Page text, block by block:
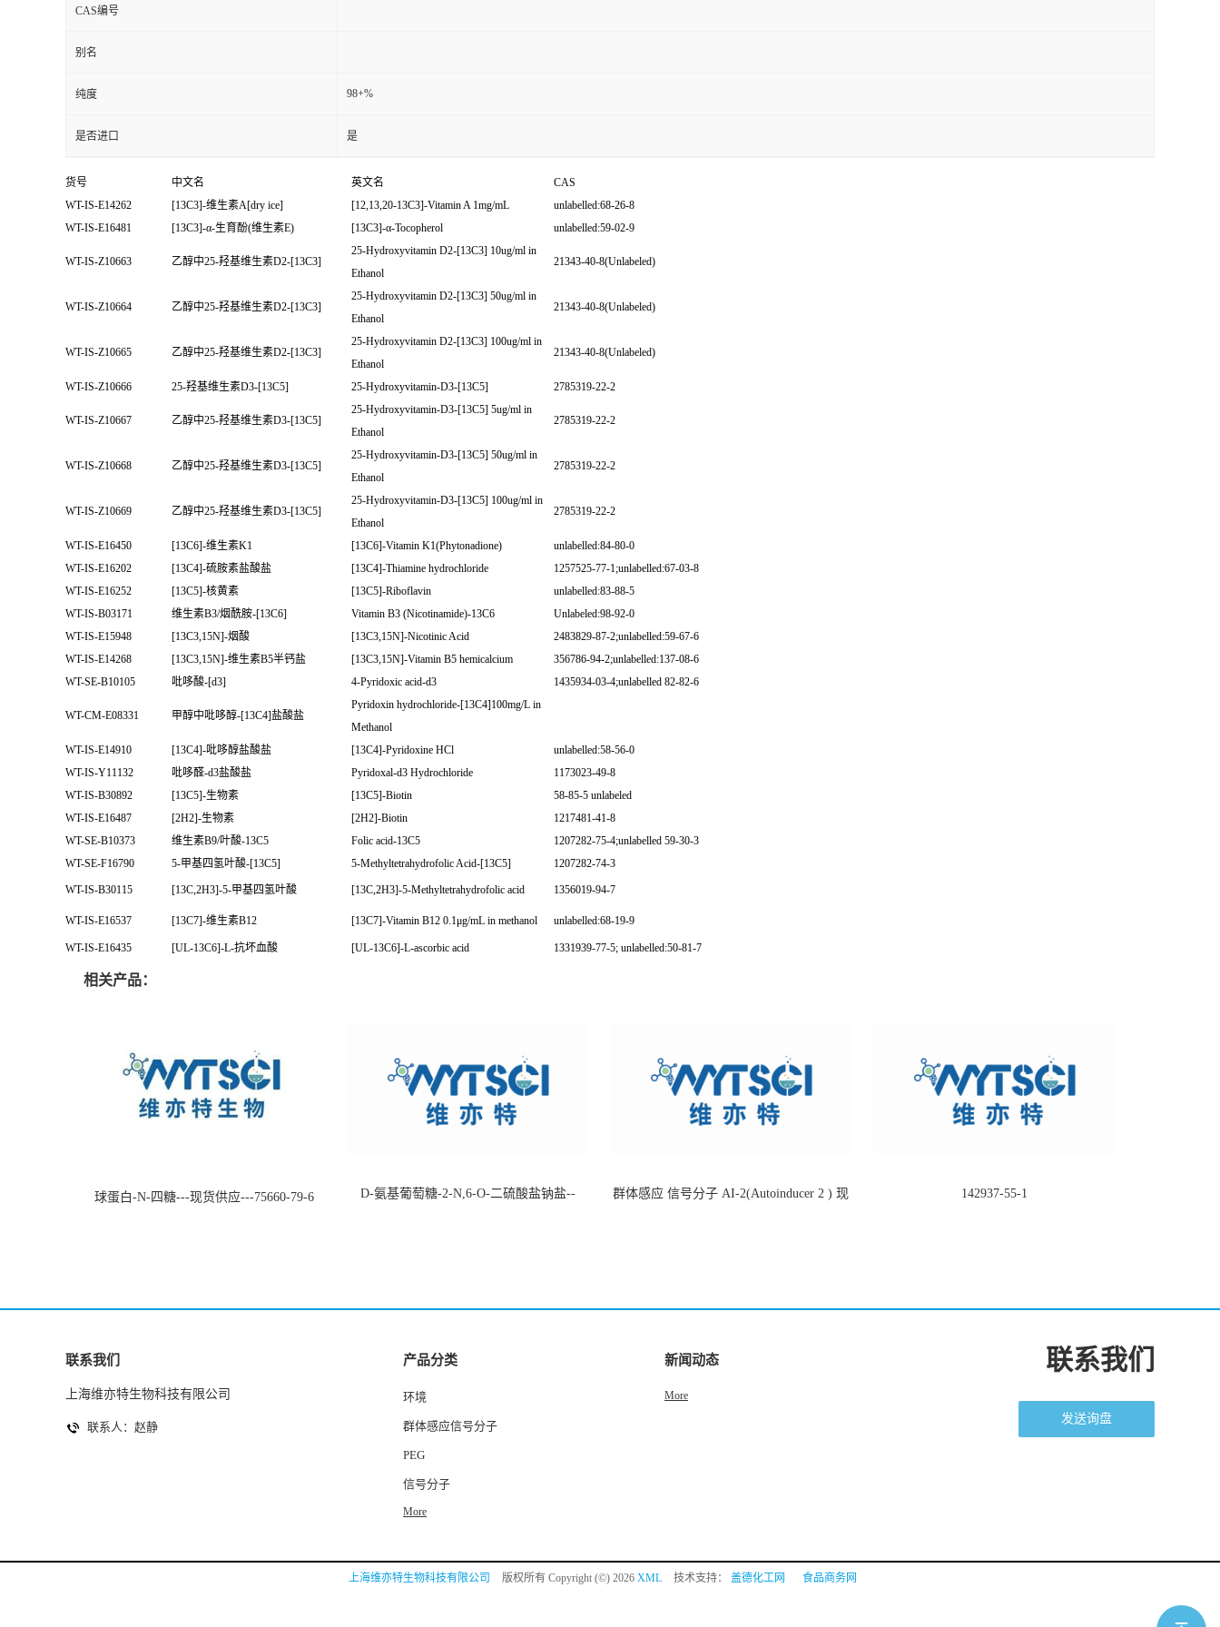
CAS编号
别名
纯度 98+%
是否进口 是
货号 中文名 英文名
CAS
WT-IS-E14262
[13C3]-维生素A[dry ice] [12,13,20-13C3]-Vitamin A 1mg/mL
unlabelled:68-26-8
WT-IS-E16481
[13C3]-α-生育酚(维生素E) [13C3]-α-Tocopherol unlabelled:59-02-9
WT-IS-Z10663 乙醇中25-羟基维生素D2-[13C3]
25-Hydroxyvitamin D2-[13C3] 10ug/ml in
Ethanol
21343-40-8(Unlabeled)
WT-IS-Z10664 乙醇中25-羟基维生素D2-[13C3]
25-Hydroxyvitamin D2-[13C3] 50ug/ml in
Ethanol
21343-40-8(Unlabeled)
WT-IS-Z10665 乙醇中25-羟基维生素D2-[13C3]
25-Hydroxyvitamin D2-[13C3] 100ug/ml in
Ethanol
21343-40-8(Unlabeled)
WT-IS-Z10666 25-羟基维生素D3-[13C5] 25-Hydroxyvitamin-D3-[13C5] 2785319-22-2
WT-IS-Z10667 乙醇中25-羟基维生素D3-[13C5]
25-Hydroxyvitamin-D3-[13C5] 5ug/ml in
Ethanol
2785319-22-2
WT-IS-Z10668 乙醇中25-羟基维生素D3-[13C5]
25-Hydroxyvitamin-D3-[13C5] 50ug/ml in
Ethanol
2785319-22-2
WT-IS-Z10669 乙醇中25-羟基维生素D3-[13C5]
25-Hydroxyvitamin-D3-[13C5] 100ug/ml in
Ethanol
2785319-22-2
WT-IS-E16450 [13C6]-维生素K1 [13C6]-Vitamin K1(Phytonadione)
unlabelled:84-80-0
WT-IS-E16202
[13C4]-硫胺素盐酸盐 [13C4]-Thiamine hydrochloride
1257525-77-1;unlabelled:67-03-8
WT-IS-E16252
[13C5]-核黄素 [13C5]-Riboflavin
unlabelled:83-88-5
WT-IS-B03171
维生素B3/烟酰胺-[13C6] Vitamin B3 (Nicotinamide)-13C6
Unlabeled:98-92-0
WT-IS-E15948
[13C3,15N]-烟酸 [13C3,15N]-Nicotinic Acid
2483829-87-2;unlabelled:59-67-6
WT-IS-E14268
[13C3,15N]-维生素B5半钙盐 [13C3,15N]-Vitamin B5 hemicalcium
356786-94-2;unlabelled:137-08-6
WT-SE-B10105
吡哆酸-[d3] 4-Pyridoxic acid-d3 1435934-03-4;unlabelled 82-82-6
WT-CM-E08331 甲醇中吡哆醇-[13C4]盐酸盐
Pyridoxin hydrochloride-[13C4]100mg/L in
Methanol
WT-IS-E14910
[13C4]-吡哆醇盐酸盐 [13C4]-Pyridoxine HCl
unlabelled:58-56-0
WT-IS-Y11132
吡哆醛-d3盐酸盐 Pyridoxal-d3 Hydrochloride
1173023-49-8
WT-IS-B30892
[13C5]-生物素 [13C5]-Biotin
58-85-5 unlabeled
WT-IS-E16487
[2H2]-生物素 [2H2]-Biotin
1217481-41-8
WT-SE-B10373
维生素B9/叶酸-13C5 Folic acid-13C5
1207282-75-4;unlabelled 59-30-3
WT-SE-F16790
5-甲基四氢叶酸-[13C5] 5-Methyltetrahydrofolic Acid-[13C5] 1207282-74-3
WT-IS-B30115 [13C,2H3]-5-甲基四氢叶酸 [13C,2H3]-5-Methyltetrahydrofolic acid 1356019-94-7
WT-IS-E16537 [13C7]-维生素B12 [13C7]-Vitamin B12 0.1μg/mL in methanol unlabelled:68-19-9
WT-IS-E16435 [UL-13C6]-L-抗坏血酸 [UL-13C6]-L-ascorbic acid 1331939-77-5; unlabelled:50-81-7
相关产品：
球蛋白-N-四糖---现货供应---75660-79-6
D-氨基葡萄糖-2-N,6-O-二硫酸盐钠盐--
群体感应 信号分子 AI-2(Autoinducer 2 ) 现
142937-55-1
联系我们
上海维亦特生物科技有限公司
联系人：赵静
产品分类
环境
群体感应信号分子
PEG
信号分子
More
新闻动态
More
联系我们
发送询盘
上海维亦特生物科技有限公司 版权所有 Copyright (©) 2026 XML 技术支持： 盖德化工网 食品商务网